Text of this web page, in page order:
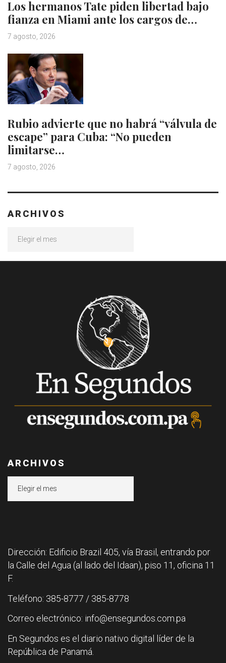
Los hermanos Tate piden libertad bajo
fianza en Miami ante los cargos de…
7 agosto, 2026
Rubio advierte que no habrá “válvula de
escape” para Cuba: “No pueden
limitarse…
7 agosto, 2026
ARCHIVOS
ARCHIVOS
Dirección: Edificio Brazil 405, vía Brasil, entrando por
la Calle del Agua (al lado del Idaan), piso 11, oficina 11
F.
Teléfono: 385-8777 / 385-8778
Correo electrónico: info@ensegundos.com.pa
En Segundos es el diario nativo digital líder de la
República de Panamá.